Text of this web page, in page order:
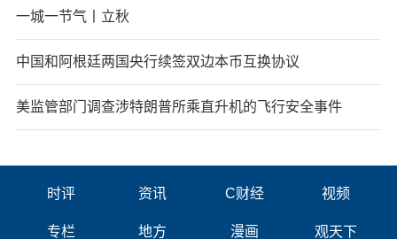
一城一节气丨立秋
中国和阿根廷两国央行续签双边本币互换协议
美监管部门调查涉特朗普所乘直升机的飞行安全事件
时评 资讯 C财经 视频
专栏 地方 漫画 观天下